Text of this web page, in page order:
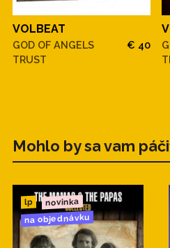
VOLBEAT
GOD OF ANGELS
TRUST
€ 40
Mohlo by sa vam
lp novinka
na objednávku